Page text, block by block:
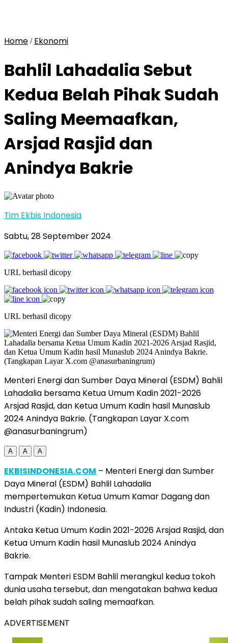
Home / Ekonomi
Bahlil Lahadalia Sebut
Kedua Belah Pihak Sudah
Saling Meemaafkan,
Arsjad Rasjid dan
Anindya Bakrie
Tim Ekbis Indonesia
Sabtu, 28 September 2024
URL berhasil dicopy
URL berhasil dicopy
Menteri Energi dan Sumber Daya Mineral (ESDM) Bahlil
Lahadalia bersama Ketua Umum Kadin 2021-2026
Arsjad Rasjid, dan Ketua Umum Kadin hasil Munaslub
2024 Anindya Bakrie. (Tangkapan Layar X.com
@anasurbaningrum)
A A A
EKBISINDONESIA.COM – Menteri Energi dan Sumber
Daya Mineral (ESDM) Bahlil Lahadalia
mempertemukan Ketua Umum Kamar Dagang dan
Industri (Kadin) Indonesia.
Antaka Ketua Umum Kadin 2021-2026 Arsjad Rasjid, dan
Ketua Umum Kadin hasil Munaslub 2024 Anindya
Bakrie.
Tampak Menteri ESDM Bahlil merangkul kedua tokoh
dunia usaha tersebut, dan mengatakan bahwa kedua
belah pihak sudah saling memaafkan.
ADVERTISEMENT